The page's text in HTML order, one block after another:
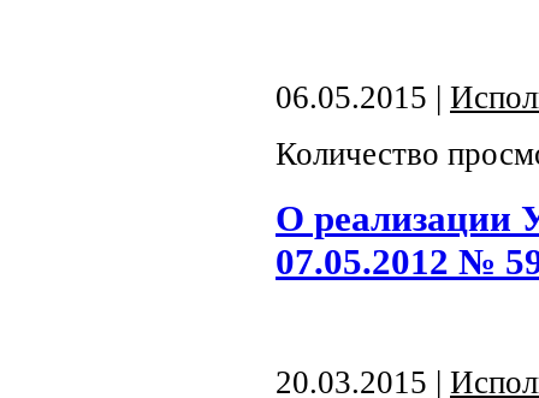
06.05.2015 |
Количество
О реализации
07.05.2012 №
20.03.2015 |